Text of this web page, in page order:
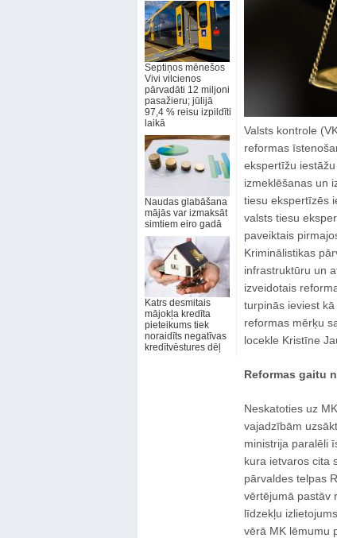
Septiņos mēnešos
Vivi vilcienos
pārvadāti 12 miljoni
pasažieru; jūlijā
97,4 % reisu izpildīti
laikā
Naudas glabāšana
mājās var izmaksāt
simtiem eiro gadā
Katrs desmitais
mājokļa kredīta
pieteikums tiek
noraidīts negatīvas
kredītvēstures dēļ
Valsts kontrole
reformas
ekspertīžu
izmeklēšanas un
tiesu ekspertīzēs
valsts tiesu
paveiktais
Kriminālistikas
infrastruktūru un
izveidotais
turpinās ieviest
reformas mērķu
locekle Kristīne
Reformas gaitu
Neskatoties uz
vajadzībām
ministrija paralēli
kura ietvaros cita
pārvaldes telpas
vērtējumā pastāv
līdzekļu
vērā MK lēmumu